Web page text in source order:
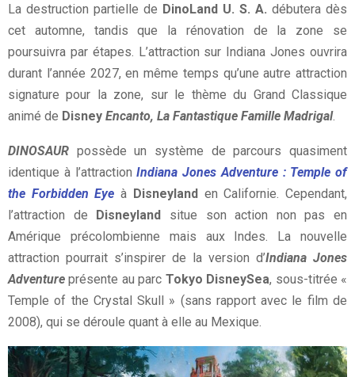
La destruction partielle de DinoLand U. S. A. débutera dès
cet automne, tandis que la rénovation de la zone se
poursuivra par étapes. L’attraction sur Indiana Jones ouvrira
durant l’année 2027, en même temps qu’une autre attraction
signature pour la zone, sur le thème du Grand Classique
animé de Disney Encanto, La Fantastique Famille Madrigal.
DINOSAUR possède un système de parcours quasiment
identique à l’attractionIndiana Jones Adventure : Temple of
the Forbidden Eye à Disneylanden Californie. Cependant,
l’attraction de Disneyland situe son action non pas en
Amérique précolombienne mais aux Indes. La nouvelle
attraction pourrait s’inspirer de la version d’Indiana Jones
Adventure présente au parc Tokyo DisneySea, sous-titrée «
Temple of the Crystal Skull » (sans rapport avec le film de
2008), qui se déroule quant à elle au Mexique.